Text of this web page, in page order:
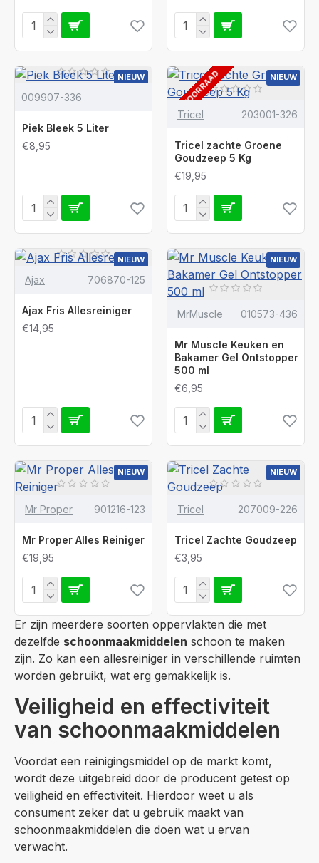
Er zijn meerdere soorten oppervlakten die met
dezelfde schoonmaakmiddelen schoon te maken
zijn. Zo kan een allesreiniger in verschillende ruimten
worden gebruikt, wat erg gemakkelijk is.
Veiligheid en effectiviteit
van schoonmaakmiddelen
Voordat een reinigingsmiddel op de markt komt,
wordt deze uitgebreid door de producent getest op
veiligheid en effectiviteit. Hierdoor weet u als
consument zeker dat u gebruik maakt van
schoonmaakmiddelen die doen wat u ervan
verwacht.
NIEUW
009907-336
Piek Bleek 5 Liter
€8,95
NIEUW
OP VOORRAAD
Tricel 203001-326
Tricel zachte Groene
Goudzeep 5 Kg
€19,95
NIEUW
Ajax 706870-125
Ajax Fris Allesreiniger
€14,95
NIEUW
MrMuscle 010573-436
Mr Muscle Keuken en
Bakamer Gel Ontstopper
500 ml
€6,95
NIEUW
Mr Proper 901216-123
Mr Proper Alles Reiniger
€19,95
NIEUW
Tricel 207009-226
Tricel Zachte Goudzeep
€3,95